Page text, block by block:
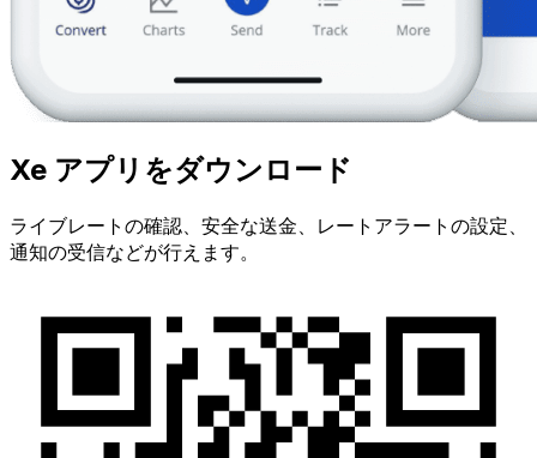
Xe アプリをダウンロード
ライブレートの確認、安全な送金、レートアラートの設定、
通知の受信などが行えます。